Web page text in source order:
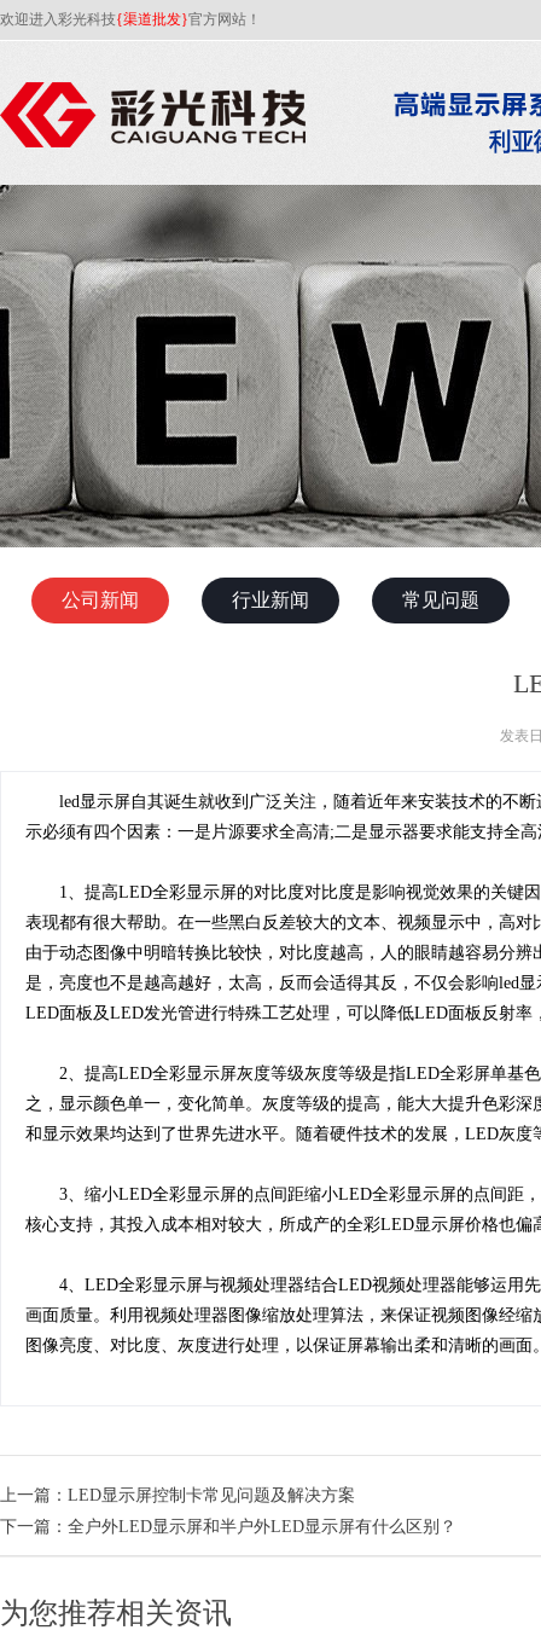
欢迎进入彩光科技{渠道批发}官方网站！
公司新闻 行业新闻 常见问题
发表
led显示屏自其诞生就收到广泛关注，随着近年来安装技术的不断
示必须有四个因素：一是片源要求全高清;二是显示器要求能支持全
1、提高LED全彩显示屏的对比度对比度是影响视觉效果的关键因
表现都有很大帮助。在一些黑白反差较大的文本、视频显示中，高
由于动态图像中明暗转换比较快，对比度越高，人的眼睛越容易分
是，亮度也不是越高越好，太高，反而会适得其反，不仅会影响led
LED面板及LED发光管进行特殊工艺处理，可以降低LED面板反射
2、提高LED全彩显示屏灰度等级灰度等级是指LED全彩屏单基色
之，显示颜色单一，变化简单。灰度等级的提高，能大大提升色彩
和显示效果均达到了世界先进水平。随着硬件技术的发展，LED灰
3、缩小LED全彩显示屏的点间距缩小LED全彩显示屏的点间距，
核心支持，其投入成本相对较大，所成产的全彩LED显示屏价格也
4、LED全彩显示屏与视频处理器结合LED视频处理器能够运用先
画面质量。利用视频处理器图像缩放处理算法，来保证视频图像经
图像亮度、对比度、灰度进行处理，以保证屏幕输出柔和清晰的画面
上一篇： LED显示屏控制卡常见问题及解决方案
下一篇： 全户外LED显示屏和半户外LED显示屏有什么区别？
为您推荐相关资讯